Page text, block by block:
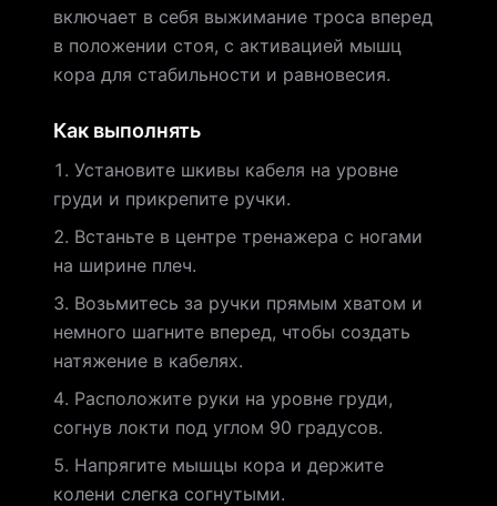
включает в себя выжимание троса вперед
в положении стоя, с активацией мышц
кора для стабильности и равновесия.
Как выполнять
Установите шкивы кабеля на уровне
груди и прикрепите ручки.
Встаньте в центре тренажера с ногами
на ширине плеч.
Возьмитесь за ручки прямым хватом и
немного шагните вперед, чтобы создать
натяжение в кабелях.
Расположите руки на уровне груди,
согнув локти под углом 90 градусов.
Напрягите мышцы кора и держите
колени слегка согнутыми.